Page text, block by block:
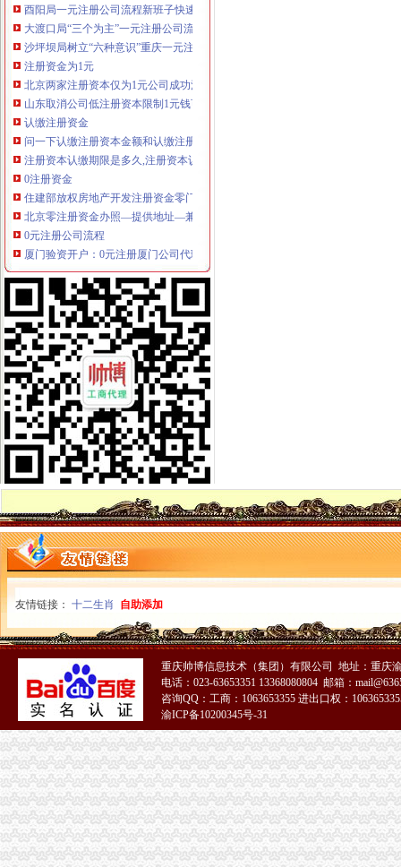
大渡口局“三个为主”一元注册公司流程创新消保维权工作机制
沙坪坝局树立“六种意识”重庆一元注册公司加强队伍建设
注册资金为1元
北京两家注册资本仅为1元公司成功注册|注册资本|资本登记_新浪新闻
山东取消公司低注册资本限制1元钱可注册公司-新闻频道-和讯网
认缴注册资金
问一下认缴注册资本金额和认缴注册资本出资额_注会专业阶段交流区_
注册资本认缴期限是多久,注册资本认缴可能会出现的问题-法邦网
0注册资金
住建部放权房地产开发注册资金零门槛-新书-地产中国网
北京零注册资金办照—提供地址—兼职会计-执照变更-北京财务会计/评
0元注册公司流程
厦门验资开户：0元注册厦门公司代理记账公司注册流程-厦门爱问分类
0元注册公司,拼服务也拼价格（上门服务）-南宁58同城
一元注册公司流程
0元公司注册流程选广州佐伦一站式服务
注册公司流程一.doc
如何一元钱办公司
河南：农民工创业“一元钱”就能创办企_创业聚合信息_开店之家
一元钱办公司成都工商登记创新高_城市综合_成都企业
一元注册公司
成都工商登记制改革出个“一元注册”公司（图）_大成网_腾讯网
国外没注册资本的限制,一元就可注册公司。但100元还是有点滑稽,
1元注册公司
1元注册公司所带来的股权分红问题_会计服务_会员交流_会计科普论坛
1元钱就能注册公司是真的吗？_搜狐财经_搜狐网
0元注册公司
0元注册公司代理记账200元
0元注册公司
免费注册公司
-星港商务-免费注册公司-专业造就品质-
免费注册公司价格
【重庆易付科技有限公司招聘_重庆-渝北区新招聘信息】-前程无忧
重庆0元注册公司
【天津恩华企业孵化器有限公司_科技型企业直补2万虚拟0元注册】-
盈重庆时时2期计划表_盈重庆时时2期计划表【票公司】
重庆免费注册公司
重庆公司注册服务新产品
重庆代帐|重庆公司注册-重庆财务/审计/注册-重庆招贴网
工商动态
周朝东局如何一元钱办公司长率队到大足县调研工商工作
万盛区工商分局重庆0元注册公司6.30任务完成情况
开县工商局免费注册公司采取四项措施确保中考高考顺利进行
荣昌县工商局如何一元钱办公司深入开展保持共产党员先进性教育活动
友情链接： 十二生肖 自助添加
重庆帅博信息技术（集团）有限公司 地址：重庆
电话：023-63653351 13368080804 邮箱：
咨询QQ：工商：1063653355 进出口权：
渝ICP备10200345号-31